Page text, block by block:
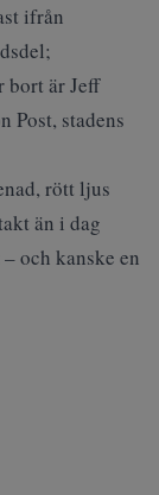
ifrån
bort är Jeff
Post, stadens
rött ljus
än i dag
och kanske en